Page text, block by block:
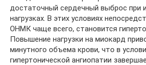
достаточный сердечный выброс при
нагрузках. В этих условиях
ОНМК чаще всего, становится
Повышение нагрузки на миокард
минутного объема крови, что в
гипертонической ангиопатии